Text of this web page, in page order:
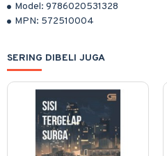
Model: 9786020531328
MPN: 572510004
SERING DIBELI JUGA